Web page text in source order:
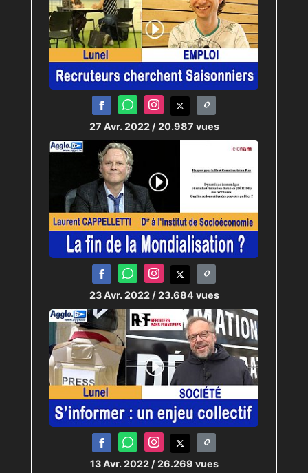
27 Avr. 2022 / 20.987 vues
23 Avr. 2022 / 23.684 vues
13 Avr. 2022 / 26.269 vues